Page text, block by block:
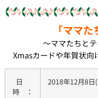
「ママ
～ママたちとテ
Xmasカードや年賀状
日
時 ：
2018年12月8